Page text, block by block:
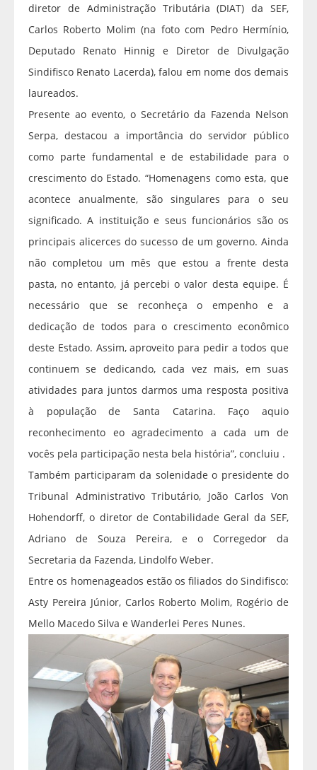
diretor de Administração Tributária (DIAT) da SEF,
Carlos Roberto Molim (na foto com Pedro Hermínio,
Deputado Renato Hinnig e Diretor de Divulgação
Sindifisco Renato Lacerda), falou em nome dos demais
laureados.
Presente ao evento, o Secretário da Fazenda Nelson
Serpa, destacou a importância do servidor público
como parte fundamental e de estabilidade para o
crescimento do Estado. “Homenagens como esta, que
acontece anualmente, são singulares para o seu
significado. A instituição e seus funcionários são os
principais alicerces do sucesso de um governo. Ainda
não completou um mês que estou a frente desta
pasta, no entanto, já percebi o valor desta equipe. É
necessário que se reconheça o empenho e a
dedicação de todos para o crescimento econômico
deste Estado. Assim, aproveito para pedir a todos que
continuem se dedicando, cada vez mais, em suas
atividades para juntos darmos uma resposta positiva
à população de Santa Catarina. Faço aquio
reconhecimento eo agradecimento a cada um de
vocês pela participação nesta bela história”, concluiu .
Também participaram da solenidade o presidente do
Tribunal Administrativo Tributário, João Carlos Von
Hohendorff, o diretor de Contabilidade Geral da SEF,
Adriano de Souza Pereira, e o Corregedor da
Secretaria da Fazenda, Lindolfo Weber.
Entre os homenageados estão os filiados do Sindifisco:
Asty Pereira Júnior, Carlos Roberto Molim, Rogério de
Mello Macedo Silva e Wanderlei Peres Nunes.